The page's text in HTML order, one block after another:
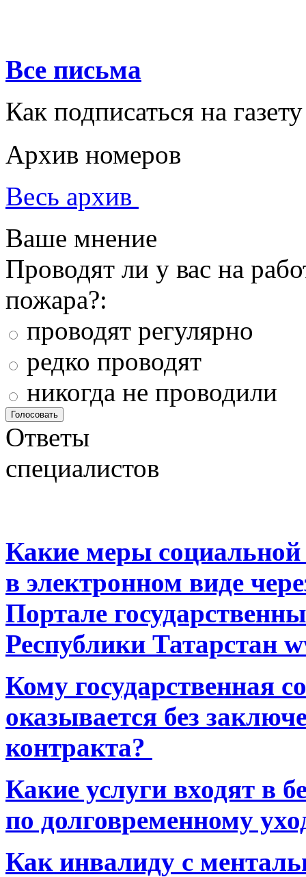
Все письма
Как подписаться на газету
Архив номеров
Весь архив
Ваше мнение
Проводят ли у вас на
пожара?:
проводят регулярно
редко проводят
никогда не проводили
Ответы
специалистов
Какие меры
в электронном виде
Портале
Республики Татарстан
Кому государственная
оказывается без
контракта?
Какие услуги входят в
по долговременному
Как инвалиду с